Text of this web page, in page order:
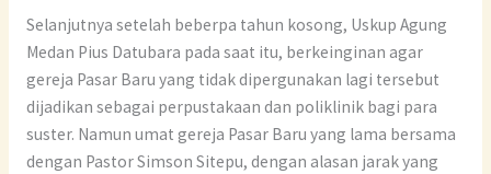
Selanjutnya setelah beberpa tahun kosong, Uskup Agung
Medan Pius Datubara pada saat itu, berkeinginan agar
gereja Pasar Baru yang tidak dipergunakan lagi tersebut
dijadikan sebagai perpustakaan dan poliklinik bagi para
suster. Namun umat gereja Pasar Baru yang lama bersama
dengan Pastor Simson Sitepu, dengan alasan jarak yang